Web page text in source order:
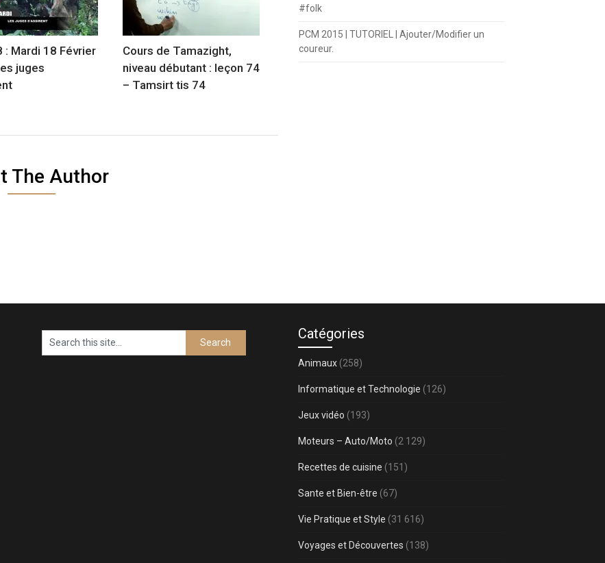
: Mardi 18 Février
juges
Cours de Tamazight,
niveau débutant : leçon 74
– Tamsirt tis 74
The Author
#folk
PCM 2015 | TUTORIEL | Ajouter/Modifier un
coureur.
Catégories
Animaux (258)
Informatique et Technologie (126)
Jeux vidéo (193)
Moteurs – Auto/Moto (2 129)
Recettes de cuisine (151)
Sante et Bien-être (67)
Vie Pratique et Style (31 616)
Voyages et Découvertes (138)